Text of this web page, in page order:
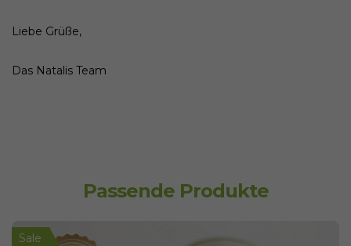
Liebe Grüße,
Das Natalis Team
Passende Produkte
Sale